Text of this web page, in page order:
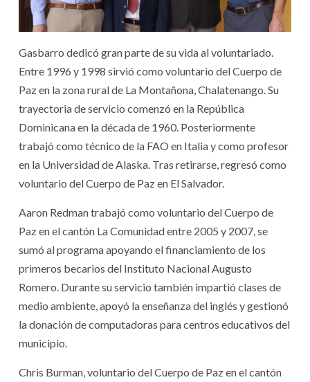
Gasbarro dedicó gran parte de su vida al voluntariado.
Entre 1996 y 1998 sirvió como voluntario del Cuerpo de
Paz en la zona rural de La Montañona, Chalatenango. Su
trayectoria de servicio comenzó en la República
Dominicana en la década de 1960. Posteriormente
trabajó como técnico de la FAO en Italia y como profesor
en la Universidad de Alaska. Tras retirarse, regresó como
voluntario del Cuerpo de Paz en El Salvador.
Aaron Redman trabajó como voluntario del Cuerpo de
Paz en el cantón La Comunidad entre 2005 y 2007, se
sumó al programa apoyando el financiamiento de los
primeros becarios del Instituto Nacional Augusto
Romero. Durante su servicio también impartió clases de
medio ambiente, apoyó la enseñanza del inglés y gestionó
la donación de computadoras para centros educativos del
municipio.
Chris Burman, voluntario del Cuerpo de Paz en el cantón